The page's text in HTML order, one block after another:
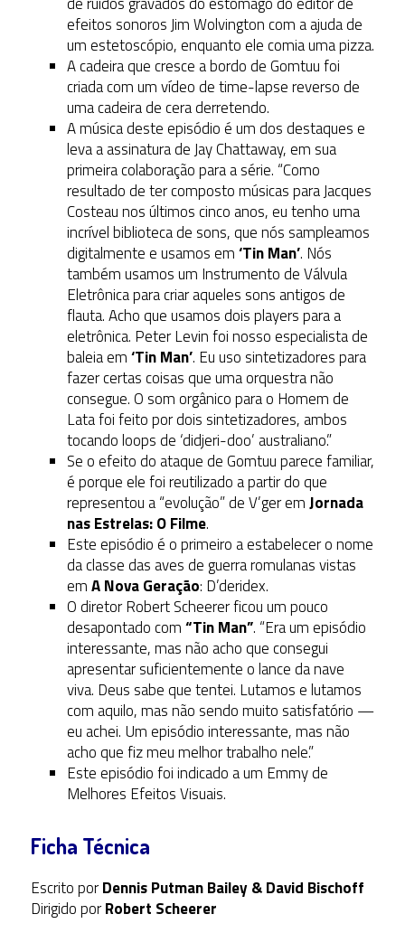
efeitos sonoros Jim Wolvington com a ajuda de
um estetoscópio, enquanto ele comia uma pizza.
A cadeira que cresce a bordo de Gomtuu foi
criada com um vídeo de time-lapse reverso de
uma cadeira de cera derretendo.
A música deste episódio é um dos destaques e
leva a assinatura de Jay Chattaway, em sua
primeira colaboração para a série. “Como
resultado de ter composto músicas para Jacques
Costeau nos últimos cinco anos, eu tenho uma
incrível biblioteca de sons, que nós sampleamos
digitalmente e usamos em‘Tin Man’. Nós
também usamos um Instrumento de Válvula
Eletrônica para criar aqueles sons antigos de
flauta. Acho que usamos dois players para a
eletrônica. Peter Levin foi nosso especialista de
baleia em‘Tin Man’. Eu uso sintetizadores para
fazer certas coisas que uma orquestra não
consegue. O som orgânico para o Homem de
Lata foi feito por dois sintetizadores, ambos
tocando loops de ‘didjeri-doo’ australiano.”
Se o efeito do ataque de Gomtuu parece familiar,
é porque ele foi reutilizado a partir do que
representou a “evolução” de V’ger emJornada
nas Estrelas: O Filme.
Este episódio é o primeiro a estabelecer o nome
da classe das aves de guerra romulanas vistas
emA Nova Geração: D’deridex.
O diretor Robert Scheerer ficou um pouco
desapontado com“Tin Man”. “Era um episódio
interessante, mas não acho que consegui
apresentar suficientemente o lance da nave
viva. Deus sabe que tentei. Lutamos e lutamos
com aquilo, mas não sendo muito satisfatório —
eu achei. Um episódio interessante, mas não
acho que fiz meu melhor trabalho nele.”
Este episódio foi indicado a um Emmy de
Melhores Efeitos Visuais.
Ficha Técnica
Escrito porDennis Putman Bailey & David Bischoff
Dirigido porRobert Scheerer